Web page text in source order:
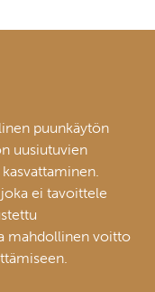
puunkäytön
uusiutuvien
ei tavoittele
mahdollinen voitto